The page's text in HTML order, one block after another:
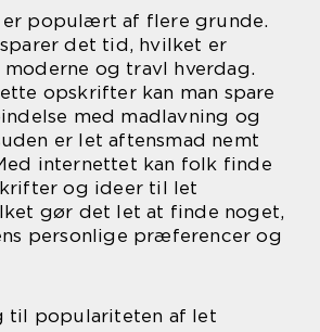
er populært af flere grunde.
det tid, hvilket er
og travl hverdag.
opskrifter kan man spare
med madlavning og
er let aftensmad nemt
internettet kan folk finde
og ideer til let
gør det let at finde noget,
personlige præferencer og
til populariteten af let